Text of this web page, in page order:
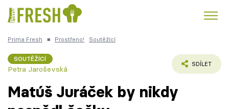
Česká kuchyně
Prima Fresh ■ Prostřeno! Soutěžící
SOUTĚŽÍCÍ
Petra Jaroševská
SDÍLET
Matúš Juráček by nikdy